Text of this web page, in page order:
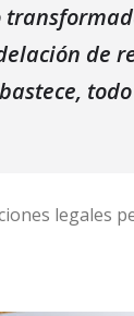
de
legales